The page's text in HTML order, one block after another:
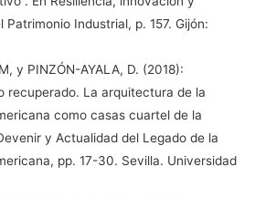
Patrimonio Industrial, p. 157. Gijón:
y PINZÓN-AYALA, D. (2018):
recuperado. La arquitectura de la
como casas cuartel de la
y Actualidad del Legado de la
pp. 17-30. Sevilla. Universidad